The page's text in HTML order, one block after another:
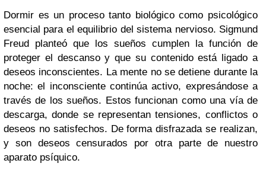
Dormir es un proceso tanto biológico como psicológico
esencial para el equilibrio del sistema nervioso. Sigmund
Freud planteó que los sueños cumplen la función de
proteger el descanso y que su contenido está ligado a
deseos inconscientes. La mente no se detiene durante la
noche: el inconsciente continúa activo, expresándose a
través de los sueños. Estos funcionan como una vía de
descarga, donde se representan tensiones, conflictos o
deseos no satisfechos. De forma disfrazada se realizan,
y son deseos censurados por otra parte de nuestro
aparato psíquico.